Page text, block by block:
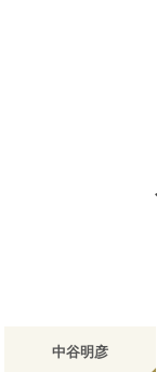
中谷明彦